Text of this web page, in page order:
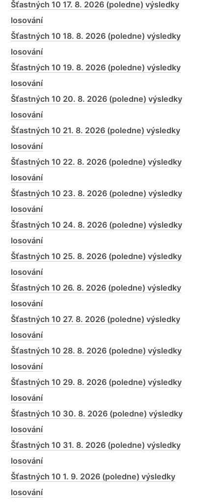
Šťastných 10 17. 8. 2026 (poledne) výsledky
losování
Šťastných 10 18. 8. 2026 (poledne) výsledky
losování
Šťastných 10 19. 8. 2026 (poledne) výsledky
losování
Šťastných 10 20. 8. 2026 (poledne) výsledky
losování
Šťastných 10 21. 8. 2026 (poledne) výsledky
losování
Šťastných 10 22. 8. 2026 (poledne) výsledky
losování
Šťastných 10 23. 8. 2026 (poledne) výsledky
losování
Šťastných 10 24. 8. 2026 (poledne) výsledky
losování
Šťastných 10 25. 8. 2026 (poledne) výsledky
losování
Šťastných 10 26. 8. 2026 (poledne) výsledky
losování
Šťastných 10 27. 8. 2026 (poledne) výsledky
losování
Šťastných 10 28. 8. 2026 (poledne) výsledky
losování
Šťastných 10 29. 8. 2026 (poledne) výsledky
losování
Šťastných 10 30. 8. 2026 (poledne) výsledky
losování
Šťastných 10 31. 8. 2026 (poledne) výsledky
losování
Šťastných 10 1. 9. 2026 (poledne) výsledky
losování